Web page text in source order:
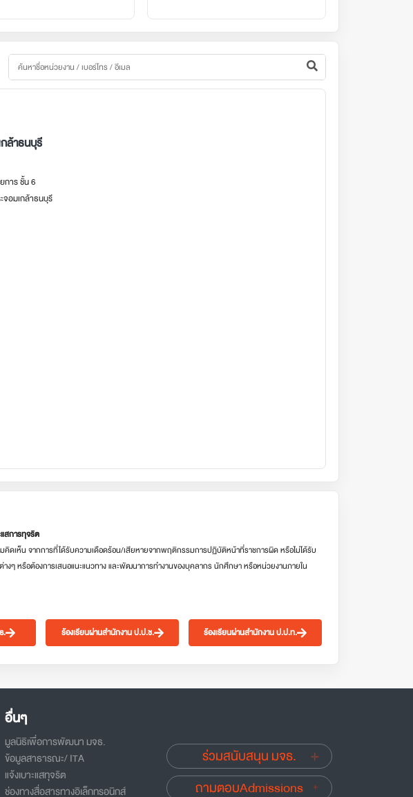
ล้าธนบุรี
การ ชั้น 6
จอมเกล้าธนบุรี
แสการทุจริต
คิดเห็น จากการที่ได้รับความเดือดร้อน/เสียหายจากพฤติกรรมการปฏิบัติหน้าที่ราชการผิด หรือไม่ได้รับ
งๆ หรือต้องการเสนอแนะแนวทาง และพัฒนาการทำงานของบุคลากร นักศึกษา หรือหน่วยงานภายใน
. ร้องเรียนผ่านสำนักงาน ป.ป.ช. ร้องเรียนผ่านสำนักงาน ป.ป.ท.
อื่นๆ
มูลนิธิเพื่อการพัฒนา มจธ.
ข้อมูลสาธารณะ/ ITA
แจ้งเบาะแสทุจริต
ช่องทางสื่อสารทางอิเล็กทรอนิกส์
ร่วมสนับสนุน มจธ.
ถามตอบAdmissions